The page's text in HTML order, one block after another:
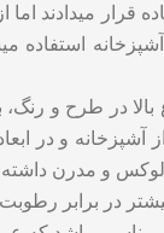
قرار میدادند
استفاده
در طرح و
و در ابعاد
لوکس و مدرن داشته
در برابر رطوبت